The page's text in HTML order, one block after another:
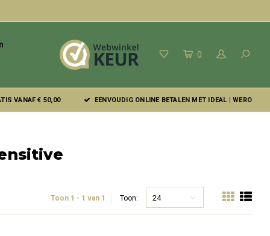
0
VANAF € 50,00 EENVOUDIG ONLINE BETALEN MET IDEAL | WERO
Toon 1 - 1 van 1 Toon: 24